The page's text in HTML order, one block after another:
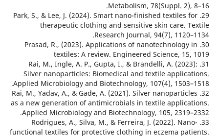
Metabolism, 78(Suppl.
29. Park, S., & Lee, J. (2024). Smart nano-finished textiles
therapeutic clothing and sensitive skin care.
Research Journal, 94(7),
30. Prasad, R., (2023). Applications of
textiles: A review. Engineered Science,
31. Rai, M., Ingle, A. P., Gupta, I., & Brandelli, A.
Silver nanoparticles: Biomedical and textile
Applied Microbiology and Biotechnology, 107(4),
32. Rai, M., Yadav, A., & Gade, A. (2021). Silver
as a new generation of antimicrobials in textile
Applied Microbiology and Biotechnology, 105,
33. Rodrigues, A., Silva, M., & Ferreira, J. (2022).
functional textiles for protective clothing in eczema